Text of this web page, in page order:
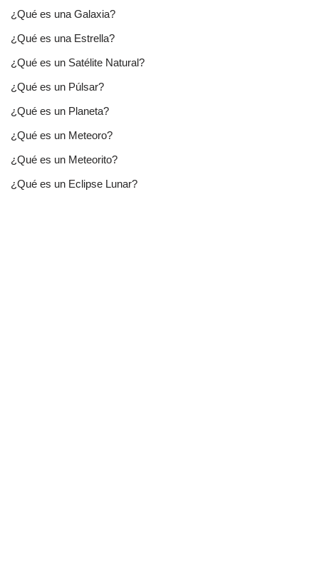
¿Qué es una Galaxia?
¿Qué es una Estrella?
¿Qué es un Satélite Natural?
¿Qué es un Púlsar?
¿Qué es un Planeta?
¿Qué es un Meteoro?
¿Qué es un Meteorito?
¿Qué es un Eclipse Lunar?